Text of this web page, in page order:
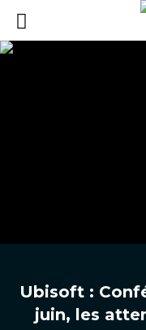
Ubisoft :
juin, les